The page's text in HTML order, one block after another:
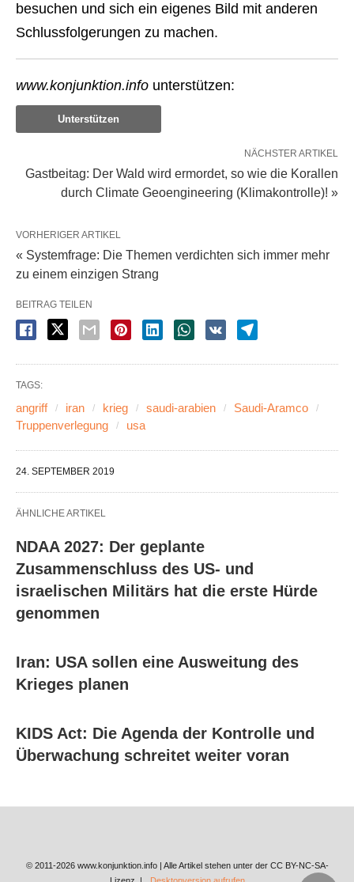
besuchen und sich ein eigenes Bild mit anderen
Schlussfolgerungen zu machen.
www.konjunktion.info unterstützen:
Unterstützen
NÄCHSTER ARTIKEL
Gastbeitag: Der Wald wird ermordet, so wie die Korallen
durch Climate Geoengineering (Klimakontrolle)! »
VORHERIGER ARTIKEL
« Systemfrage: Die Themen verdichten sich immer mehr
zu einem einzigen Strang
BEITRAG TEILEN
TAGS:
angriff iran krieg saudi-arabien
Saudi-Aramco
Truppenverlegung
usa
24. SEPTEMBER 2019
ÄHNLICHE ARTIKEL
NDAA 2027: Der geplante
Zusammenschluss des US- und
israelischen Militärs hat die erste Hürde
genommen
Iran: USA sollen eine Ausweitung des
Krieges planen
KIDS Act: Die Agenda der Kontrolle und
Überwachung schreitet weiter voran
© 2011-2026 www.konjunktion.info | Alle Artikel stehen unter der CC BY-NC-SA-